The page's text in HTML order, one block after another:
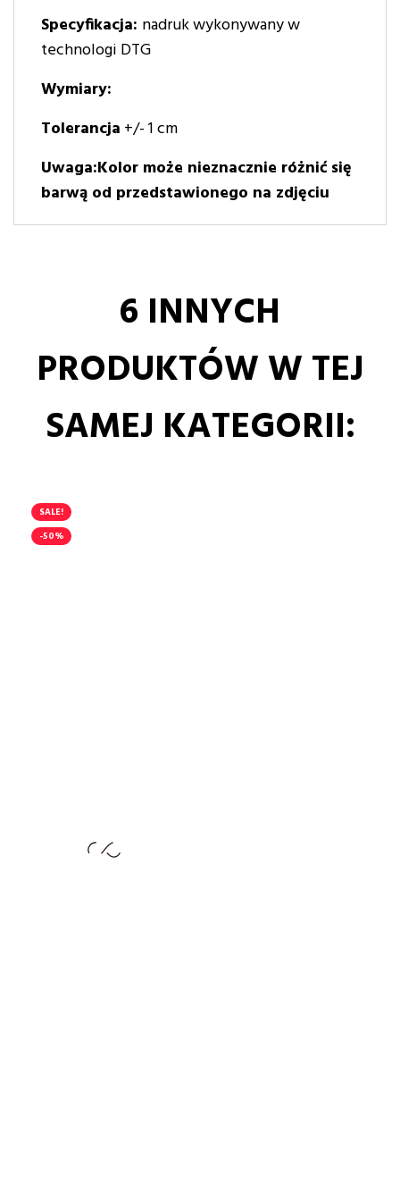
Specyfikacja: nadruk wykonywany w
technologi DTG
Wymiary:
Tolerancja +/- 1 cm
Uwaga:Kolor może nieznacznie różnić się
barwą od przedstawionego na zdjęciu
6 INNYCH
PRODUKTÓW W TEJ
SAMEJ KATEGORII:
SALE!
-50%